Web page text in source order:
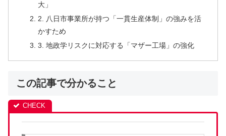
大」
2. 八日市事業所が持つ「一貫生産体制」の強みを活
かすため
3. 地政学リスクに対応する「マザー工場」の強化
この記事で分かること